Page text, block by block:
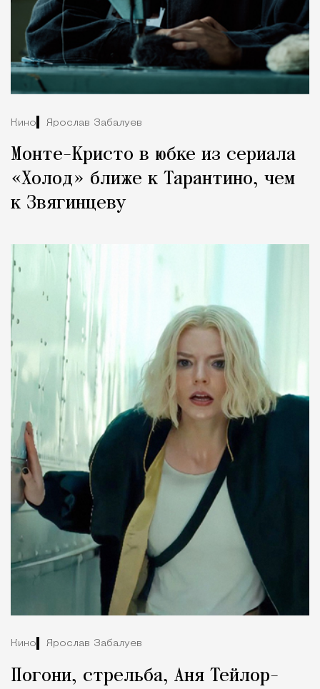
Кино Ярослав Забалуев
Монте-Кристо в юбке из сериала
«Холод» ближе к Тарантино, чем
к Звягинцеву
Кино Ярослав Забалуев
Погони, стрельба, Аня Тейлор-